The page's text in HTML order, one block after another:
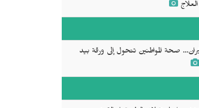
صحة المواطنين تتحول إلى ورقة بيد